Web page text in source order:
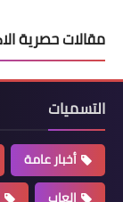
مقالات حصرية
التسميات
أخبار عامة
العاب